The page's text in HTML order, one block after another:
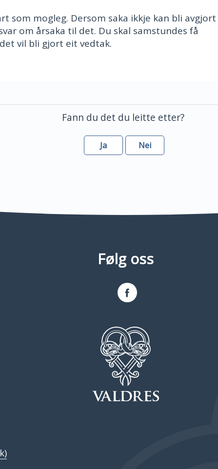
som mogleg. Dersom saka ikkje kan bli avgjort
om årsaka til det. Du skal samstundes få
vil bli gjort eit vedtak.
Fann du det du leitte etter?
Ja Nei
Følg oss
Facebook